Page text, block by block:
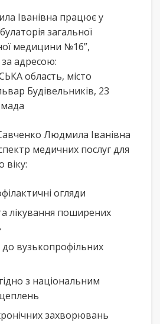
Іванівна працює у
загальної
медицини №16”,
адресою:
область, місто
Будівельників, 23
Людмила Іванівна
медичних послуг для
віку:
огляди
лікування поширених
вузькопрофільних
з національним
захворювань